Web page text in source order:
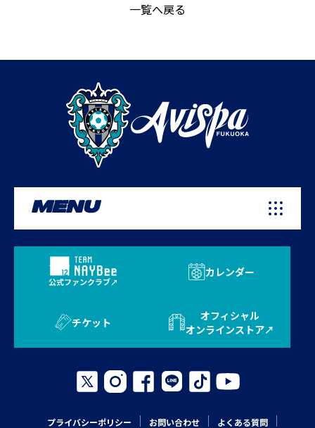
一覧へ戻る
MENU
公式ファンクラブ
カレンダー
チケット
オフィシャル
オンラインストア
プライバシーポリシー お問い合わせ
よくある質問